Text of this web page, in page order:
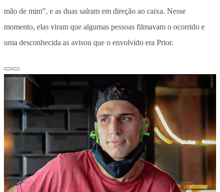
mão de mim”, e as duas saíram em direção ao caixa. Nesse
momento, elas viram que algumas pessoas filmavam o ocorrido e
uma desconhecida as avisou que o envolvido era Prior.